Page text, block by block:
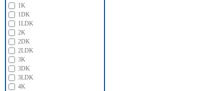
1K
1DK
1LDK
2K
2DK
2LDK
3K
3DK
3LDK
4K